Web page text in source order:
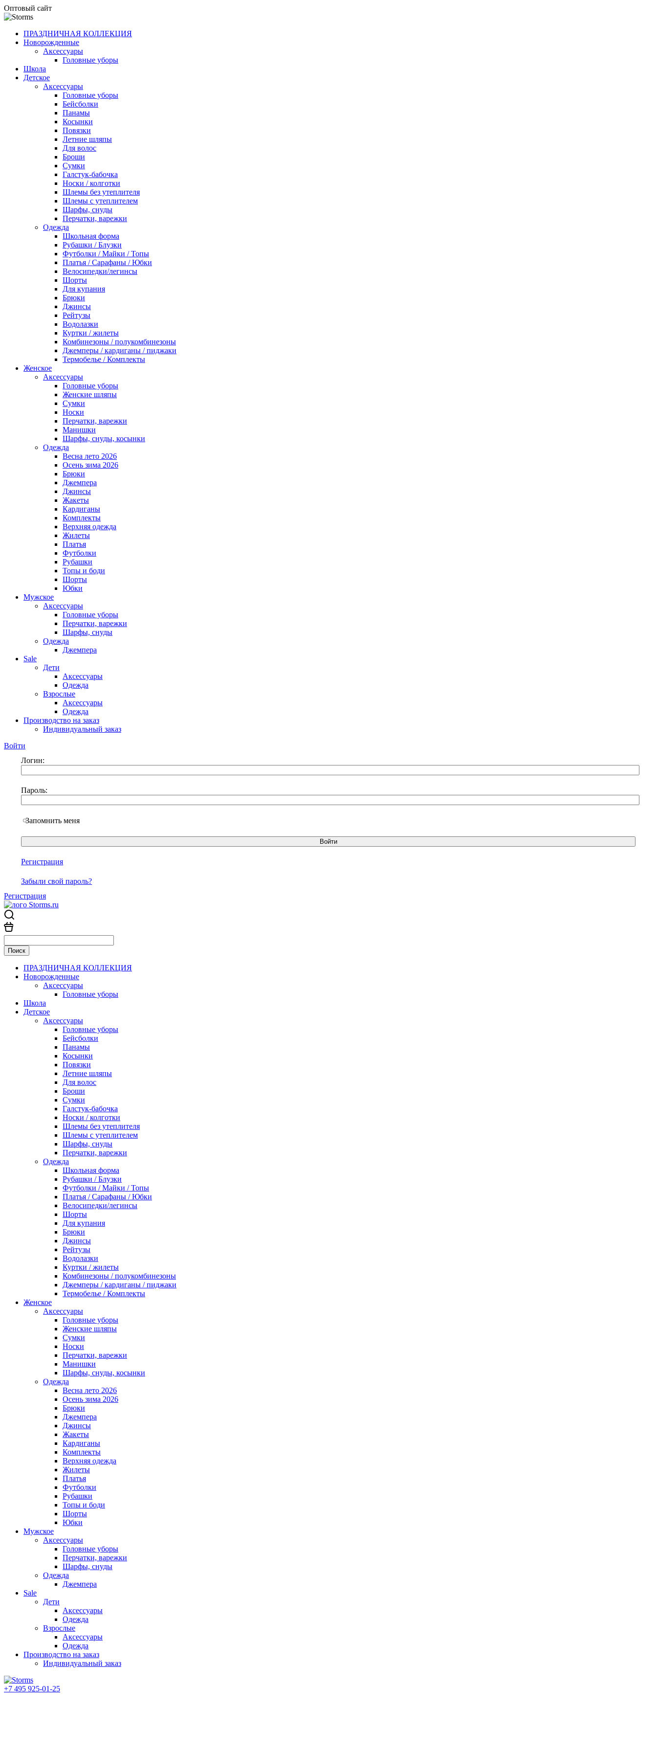
Оптовый сайт
ПРАЗДНИЧНАЯ КОЛЛЕКЦИЯ
Новорожденные
Аксессуары
Головные уборы
Школа
Детское
Аксессуары
Головные уборы
Бейсболки
Панамы
Косынки
Повязки
Летние шляпы
Для волос
Броши
Сумки
Галстук-бабочка
Носки / колготки
Шлемы без утеплителя
Шлемы с утеплителем
Шарфы, снуды
Перчатки, варежки
Одежда
Школьная форма
Рубашки / Блузки
Футболки / Майки / Топы
Платья / Сарафаны / Юбки
Велосипедки/легинсы
Шорты
Для купания
Брюки
Джинсы
Рейтузы
Водолазки
Куртки / жилеты
Комбинезоны / полукомбинезоны
Джемперы / кардиганы / пиджаки
Термобелье / Комплекты
Женское
Аксессуары
Головные уборы
Женские шляпы
Сумки
Носки
Перчатки, варежки
Манишки
Шарфы, снуды, косынки
Одежда
Весна лето 2026
Осень зима 2026
Брюки
Джемпера
Джинсы
Жакеты
Кардиганы
Комплекты
Верхняя одежда
Жилеты
Платья
Футболки
Рубашки
Топы и боди
Шорты
Юбки
Мужское
Аксессуары
Головные уборы
Перчатки, варежки
Шарфы, снуды
Одежда
Джемпера
Sale
Дети
Аксессуары
Одежда
Взрослые
Аксессуары
Одежда
Производство на заказ
Индивидуальный заказ
Войти
Логин:
Пароль:
Запомнить меня
Регистрация
Забыли свой пароль?
Регистрация
ПРАЗДНИЧНАЯ КОЛЛЕКЦИЯ
Новорожденные
Аксессуары
Головные уборы
Школа
Детское
Аксессуары
Головные уборы
Бейсболки
Панамы
Косынки
Повязки
Летние шляпы
Для волос
Броши
Сумки
Галстук-бабочка
Носки / колготки
Шлемы без утеплителя
Шлемы с утеплителем
Шарфы, снуды
Перчатки, варежки
Одежда
Школьная форма
Рубашки / Блузки
Футболки / Майки / Топы
Платья / Сарафаны / Юбки
Велосипедки/легинсы
Шорты
Для купания
Брюки
Джинсы
Рейтузы
Водолазки
Куртки / жилеты
Комбинезоны / полукомбинезоны
Джемперы / кардиганы / пиджаки
Термобелье / Комплекты
Женское
Аксессуары
Головные уборы
Женские шляпы
Сумки
Носки
Перчатки, варежки
Манишки
Шарфы, снуды, косынки
Одежда
Весна лето 2026
Осень зима 2026
Брюки
Джемпера
Джинсы
Жакеты
Кардиганы
Комплекты
Верхняя одежда
Жилеты
Платья
Футболки
Рубашки
Топы и боди
Шорты
Юбки
Мужское
Аксессуары
Головные уборы
Перчатки, варежки
Шарфы, снуды
Одежда
Джемпера
Sale
Дети
Аксессуары
Одежда
Взрослые
Аксессуары
Одежда
Производство на заказ
Индивидуальный заказ
+7 495 925-01-25